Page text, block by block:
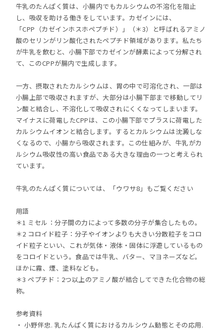
牛乳のたんぱく質は、小腸内でもカルシウムの不溶化を阻止
し、吸収を助ける働きをしています。カゼインには、
「CPP（カゼインホスホペプチド）」（＊3）と呼ばれるアミノ
酸のセリンがリン酸化されたペプチド領域があります。私たち
が牛乳を飲むと、小腸下部でカゼインが酵素によって分解され
て、このCPPが腸内で生成します。
一方、摂取されたカルシウムは、胃の中で可溶化され、一部は
小腸上部で吸収されますが、大部分は小腸下部まで移動してリ
ン酸と結合し、不溶化して吸収されにくくなってしまいます。
マイナスに荷電したCPPは、この小腸下部でプラスに荷電した
カルシウムイオンと結合します。するとカルシウムは沈澱しな
くなるので、小腸から吸収されます。この仕組みが、牛乳がカ
ルシウム吸収性の高い食品である大きな理由の一つと考えられ
ています。
牛乳のたんぱく質については、「ウワサ8」もご覧ください
用語
＊1 ミセル：分子間の力によって多数の分子が集合したもの。
＊2 コロイド粒子：分子やイオンよりも大きい分散粒子をコロ
イド粒子といい、これが気体・液体・固体に浮遊しているもの
をコロイドという。食品では牛乳、バター、マヨネーズなど。
ほかに霧、煙、塗料なども。
＊3 ペプチド：2つ以上のアミノ酸が結合してできた化合物の総
称。
参考資料
・ 小野伴忠. 乳たんぱく質におけるカルシウム動態とその応用.